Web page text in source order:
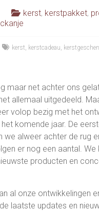
kerst, kerstpakket,
kerst kerstcadeau
maar net achter ons
allemaal uitgedeeld.
volop bezig met het
komende jaar. De
we alweer achter de rug
er nog een aantal. We
producten en
al onze ontwikkelingen
laatste updates en